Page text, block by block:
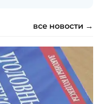
все новости →